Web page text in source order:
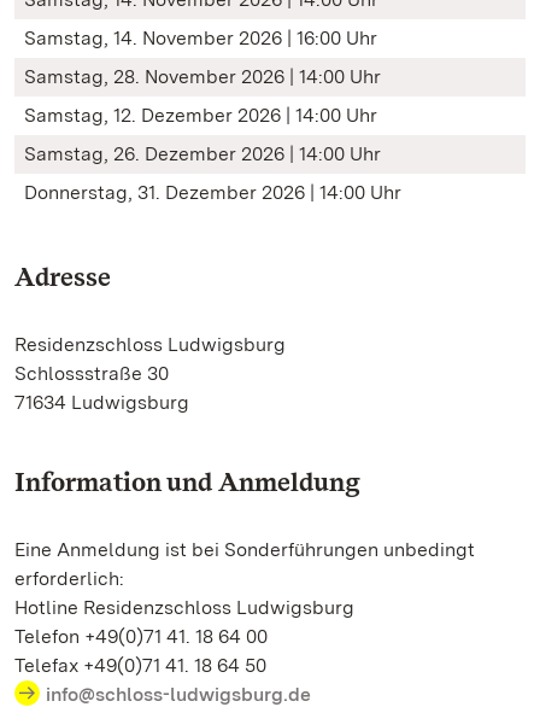
Samstag, 14. November 2026 | 16:00 Uhr
Samstag, 28. November 2026 | 14:00 Uhr
Samstag, 12. Dezember 2026 | 14:00 Uhr
Samstag, 26. Dezember 2026 | 14:00 Uhr
Donnerstag, 31. Dezember 2026 | 14:00 Uhr
Adresse
Residenzschloss Ludwigsburg
Schlossstraße 30
71634 Ludwigsburg
Information und Anmeldung
Eine Anmeldung ist bei Sonderführungen unbedingt
erforderlich:
Hotline Residenzschloss Ludwigsburg
Telefon +49(0)71 41. 18 64 00
Telefax +49(0)71 41. 18 64 50
info@schloss-ludwigsburg.de